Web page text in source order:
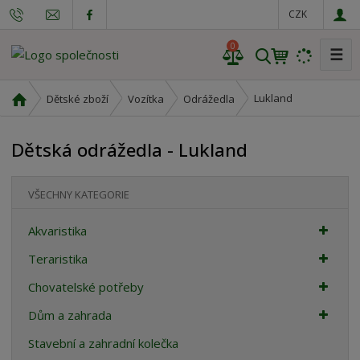
CZK
V
h
0 ☰
v
d
s
r
a
a
Dětské zboží Vozítka Odrážedla Lukland
Dětská odrážedla - Lukland
VŠECHNY KATEGORIE
Akvaristika
Teraristika
Chovatelské potřeby
Dům a zahrada
Stavební a zahradní kolečka